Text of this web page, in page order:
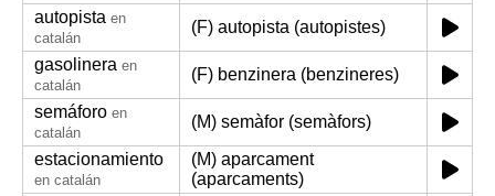
autopista en
catalán
(F) autopista (autopistes)
gasolinera en
catalán
(F) benzinera (benzineres)
semáforo en
catalán
(M) semàfor (semàfors)
estacionamiento
en catalán
(M) aparcament
(aparcaments)